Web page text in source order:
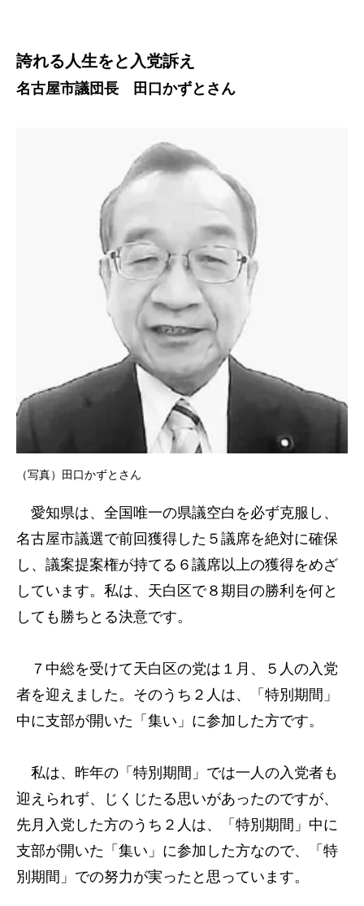
誇れる人生をと入党訴え
名古屋市議団長 田口かずとさん
（写真）田口かずとさん
愛知県は、全国唯一の県議空白を必ず克服し、
名古屋市議選で前回獲得した５議席を絶対に確保
し、議案提案権が持てる６議席以上の獲得をめざ
しています。私は、天白区で８期目の勝利を何と
しても勝ちとる決意です。
７中総を受けて天白区の党は１月、５人の入党
者を迎えました。そのうち２人は、「特別期間」
中に支部が開いた「集い」に参加した方です。
私は、昨年の「特別期間」では一人の入党者も
迎えられず、じくじたる思いがあったのですが、
先月入党した方のうち２人は、「特別期間」中に
支部が開いた「集い」に参加した方なので、「特
別期間」での努力が実ったと思っています。